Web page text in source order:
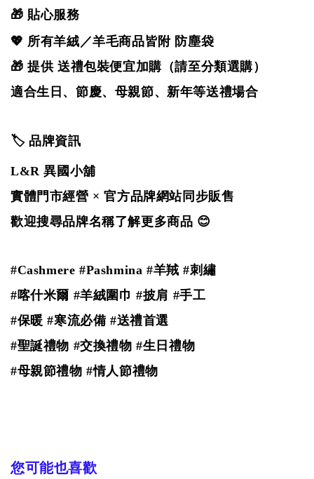
🎁 貼心服務
💖 所有羊絨／羊毛商品皆附 防塵袋
🎁 提供 送禮包裝便宜加購（請至分類選購）
適合生日、節慶、母親節、新年等送禮場合
🏷️ 品牌資訊
L&R 異國小舖
實體門市經營 × 官方品牌網站同步販售
歡迎搜尋品牌名稱了解更多商品 😊
#Cashmere #Pashmina #羊羢#刺繡
#喀什米爾 #羊絨圍巾 #披肩 #手工
#保暖 #寒流必備 #送禮首選
#聖誕禮物 #交換禮物 #生日禮物
#母親節禮物 #情人節禮物
您可能也喜歡